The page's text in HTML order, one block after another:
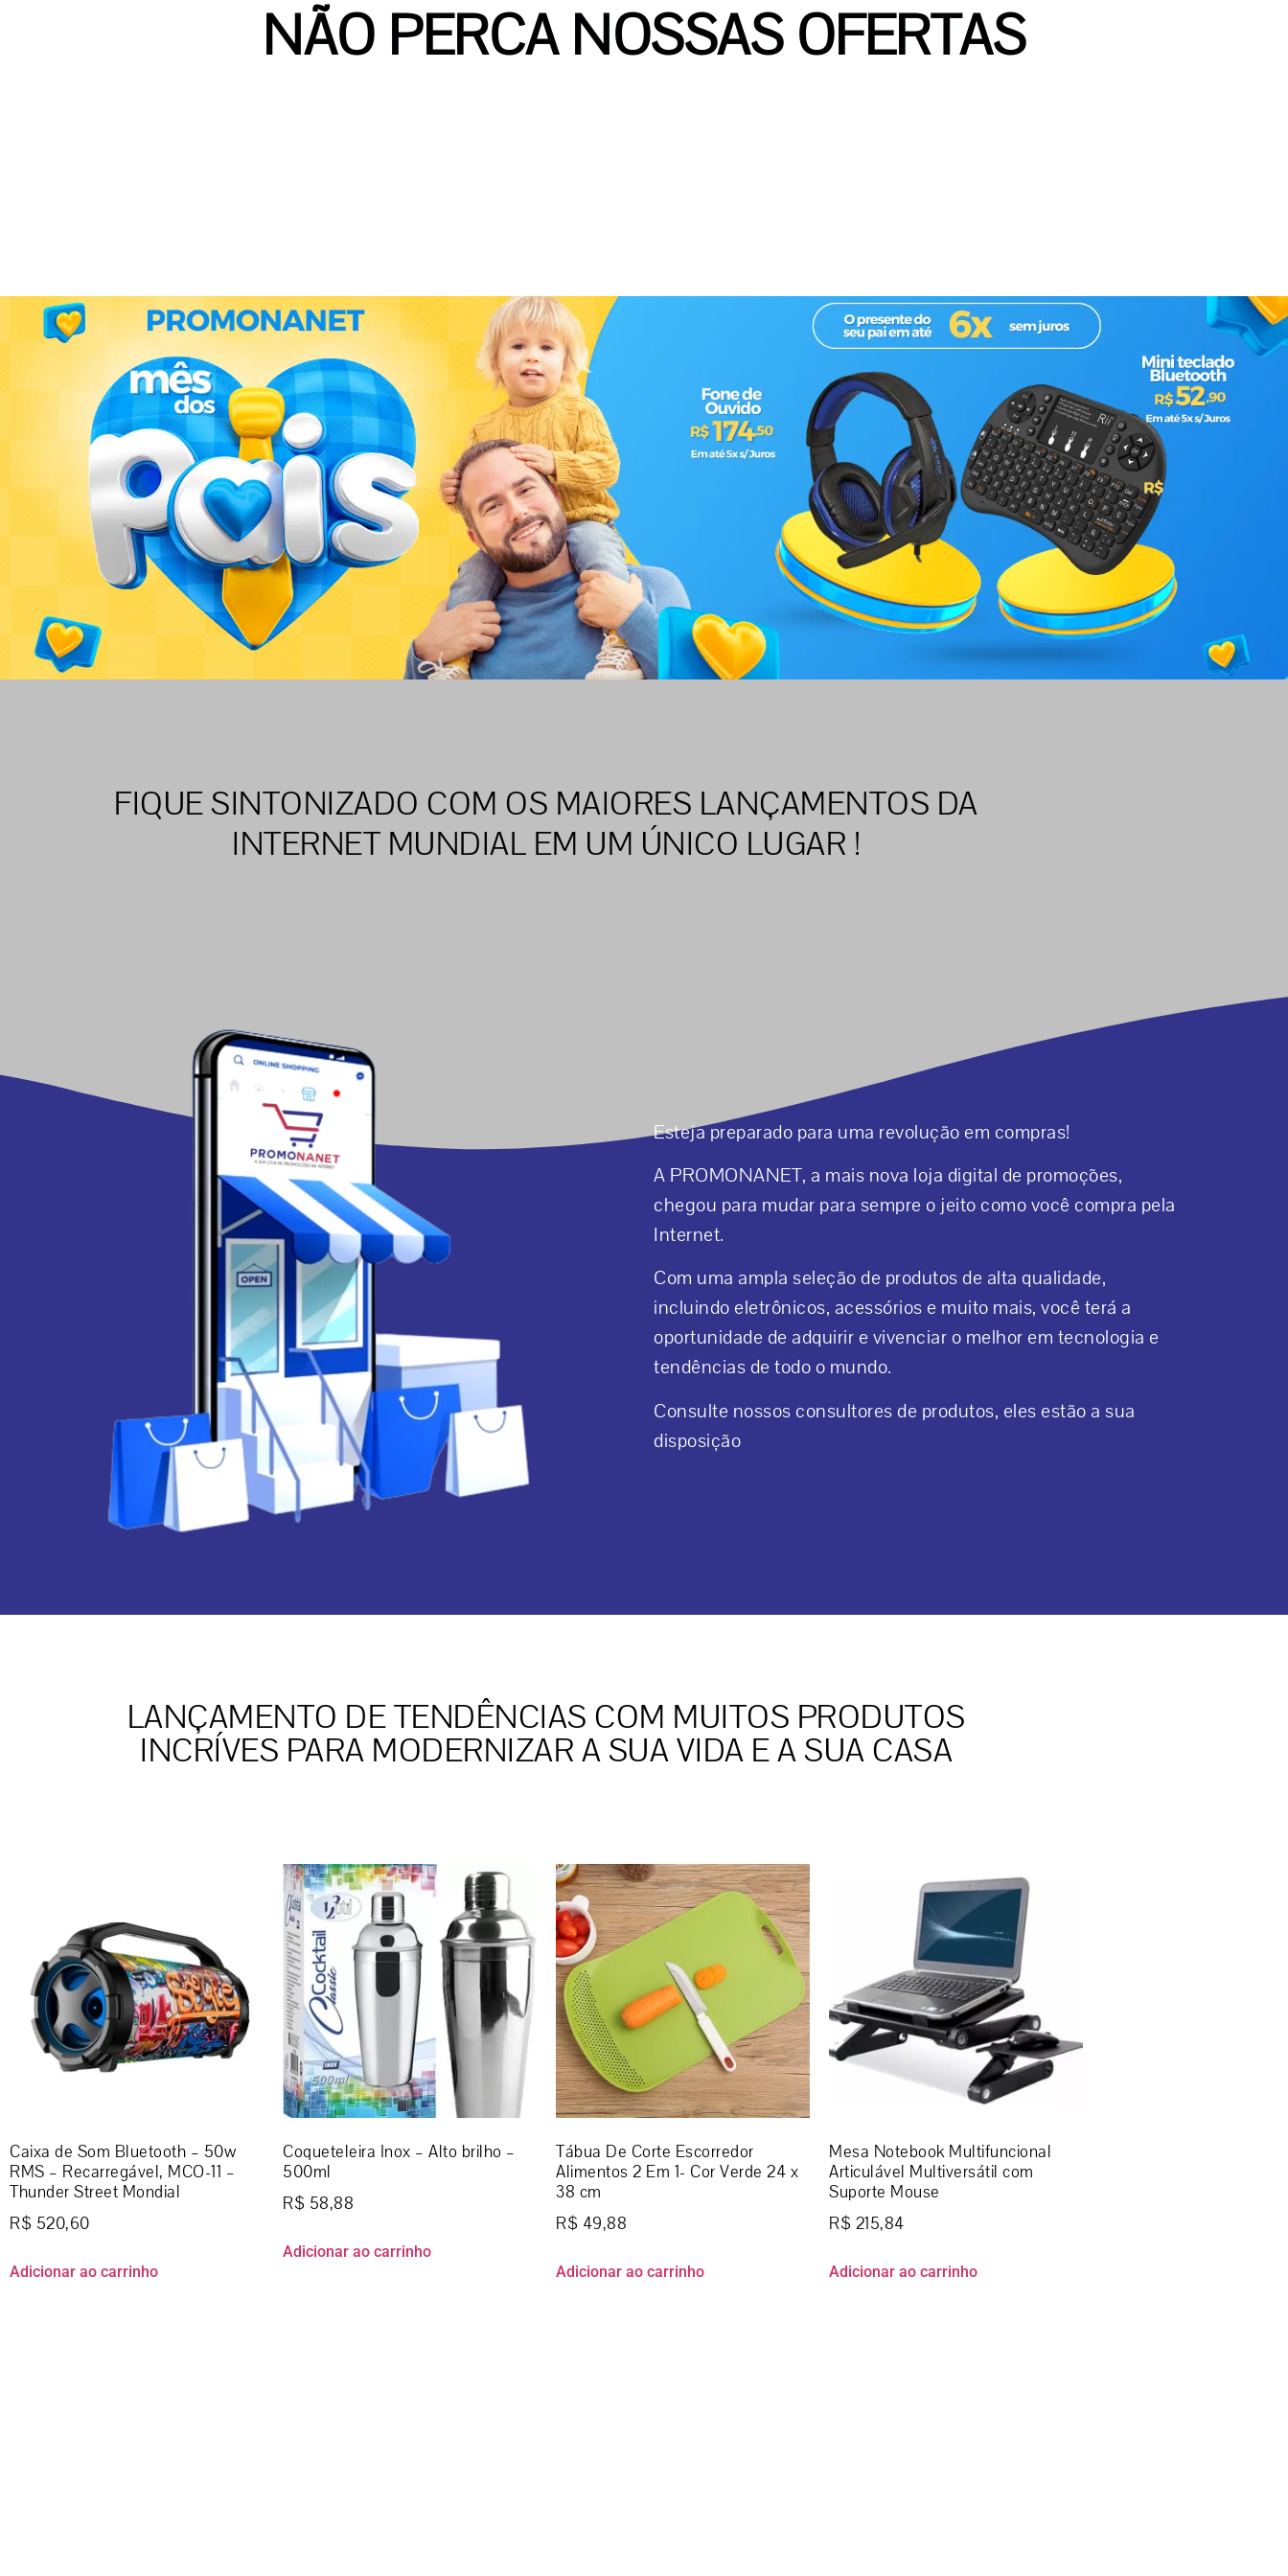
NÃO PERCA NOSSAS OFERTAS
FIQUE SINTONIZADO COM OS MAIORES LANÇAMENTOS DA
INTERNET MUNDIAL EM UM ÚNICO LUGAR !
Esteja preparado para uma revolução em compras!
A PROMONANET, a mais nova loja digital de promoções,
chegou para mudar para sempre o jeito como você compra pela
Internet.
Com uma ampla seleção de produtos de alta qualidade,
incluindo eletrônicos, acessórios e muito mais, você terá a
oportunidade de adquirir e vivenciar o melhor em tecnologia e
tendências de todo o mundo.
Consulte nossos consultores de produtos, eles estão a sua
disposição
LANÇAMENTO DE TENDÊNCIAS COM MUITOS PRODUTOS
INCRÍVES PARA MODERNIZAR A SUA VIDA E A SUA CASA
Caixa de Som Bluetooth – 50w
RMS – Recarregável, MCO-11 –
Thunder Street Mondial
R$ 520,60
Adicionar ao carrinho
Coqueteleira Inox – Alto brilho –
500ml
R$ 58,88
Adicionar ao carrinho
Tábua De Corte Escorredor
Alimentos 2 Em 1- Cor Verde 24 x
38 cm
R$ 49,88
Adicionar ao carrinho
Mesa Notebook Multifuncional
Articulável Multiversátil com
Suporte Mouse
R$ 215,84
Adicionar ao carrinho